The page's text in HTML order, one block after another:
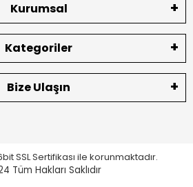
Kurumsal
Kategoriler
Bize Ulaşın
SSL Sertifikası ile korunmaktadır.
Tüm Hakları Saklıdır